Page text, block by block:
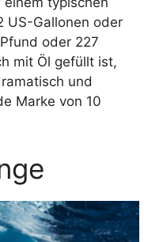
US-Gallonen oder
oder 227
mit Öl gefüllt ist,
und
Marke von 10